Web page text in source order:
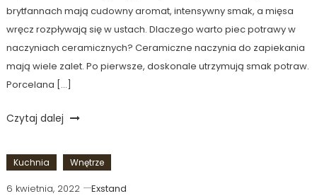
brytfannach mają cudowny aromat, intensywny smak, a mięsa
wręcz rozpływają się w ustach. Dlaczego warto piec potrawy w
naczyniach ceramicznych? Ceramiczne naczynia do zapiekania
mają wiele zalet. Po pierwsze, doskonale utrzymują smak potraw.
Porcelana […]
Czytaj dalej
Kuchnia Wnętrze
6 kwietnia, 2022
Exstand